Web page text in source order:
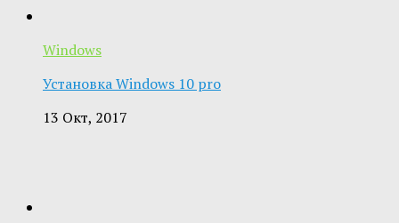
Windows
Установка Windows 10 pro
13 Окт, 2017